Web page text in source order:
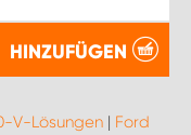
HINZUFÜGEN
V-Lösungen | Ford